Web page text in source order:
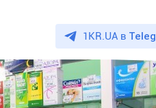
1KR.UA в